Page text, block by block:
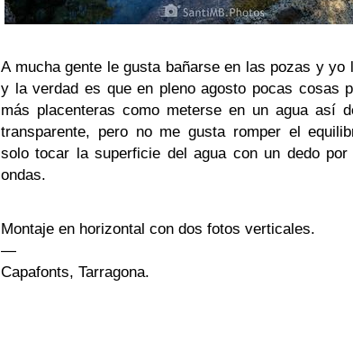
A mucha gente le gusta bañarse en las pozas y yo
y la verdad es que en pleno agosto pocas cosas
más placenteras como meterse en un agua así
transparente, pero no me gusta romper el
solo tocar la superficie del agua con un dedo por
ondas.
Montaje en horizontal con dos fotos verticales.
—
Capafonts, Tarragona.